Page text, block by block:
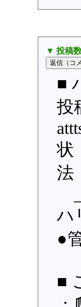
▼ 投稿
■
投
状
法
ハ
●
■